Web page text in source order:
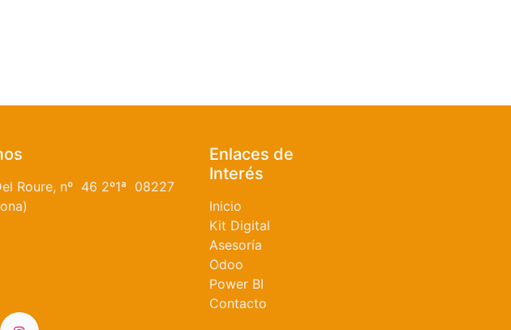
Roure, nº 46 2º1ª 08227
Enlaces de
Interés
Inicio
Kit Digital
Asesoría
Odoo
Power BI
Contacto